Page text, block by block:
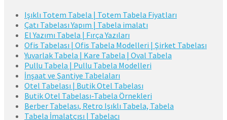
Işıklı Totem Tabela | Totem Tabela Fiyatları
Çatı Tabelası Yapım | Tabela imalatı
El Yazımı Tabela | Fırça Yazıları
Ofis Tabelası | Ofis Tabela Modelleri | Şirket Tabelası
Yuvarlak Tabela | Kare Tabela | Oval Tabela
Pullu Tabela | Pullu Tabela Modelleri
İnşaat ve Şantiye Tabelaları
Otel Tabelası | Butik Otel Tabelası
Butik Otel Tabelası-Tabela Örnekleri
Berber Tabelası, Retro Işıklı Tabela, Tabela
Tabela İmalatçısı | Tabelacı